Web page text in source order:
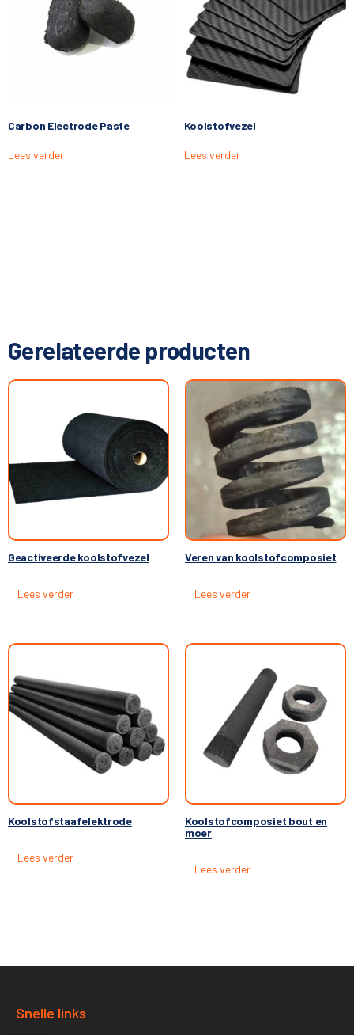
Carbon Electrode Paste
Lees verder
Koolstofvezel
Lees verder
Gerelateerde producten
Geactiveerde koolstofvezel
Lees verder
Veren van koolstofcomposiet
Lees verder
Koolstofstaafelektrode
Lees verder
Koolstofcomposiet bout en
moer
Lees verder
Snelle links